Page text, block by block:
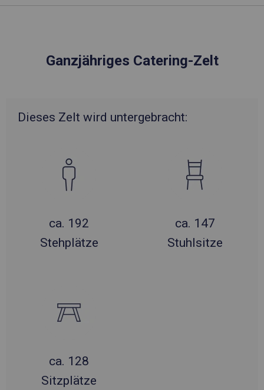
Ganzjähriges Catering-Zelt
Dieses Zelt wird untergebracht:
ca. 192
Stehplätze
ca. 147
Stuhlsitze
ca. 128
Sitzplätze